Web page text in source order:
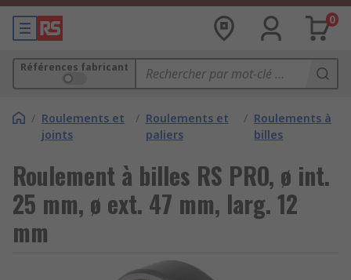
0
Références fabricant
/ Roulements et
joints
/ Roulements et
paliers
/ Roulements à
billes
Roulement à billes RS PRO, ø int.
25 mm, ø ext. 47 mm, larg. 12
mm